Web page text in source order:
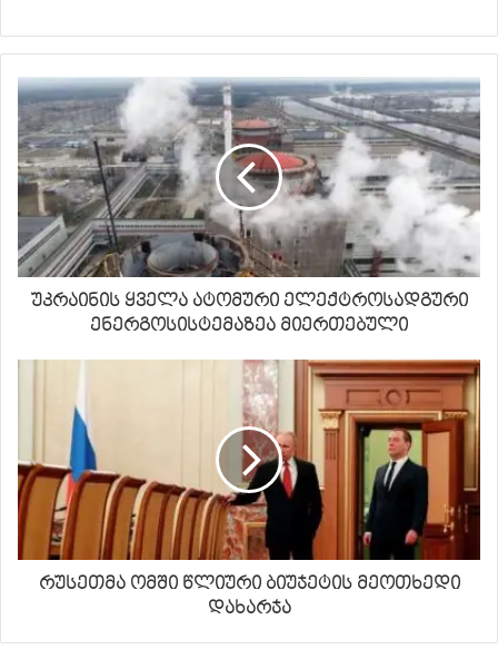
უკრაინის ყველა ატომური ელექტროსადგური
ენერგოსისტემაზეა მიერთებული
რუსეთმა ომში წლიური ბიუჯეტის მეოთხედი
დახარჯა